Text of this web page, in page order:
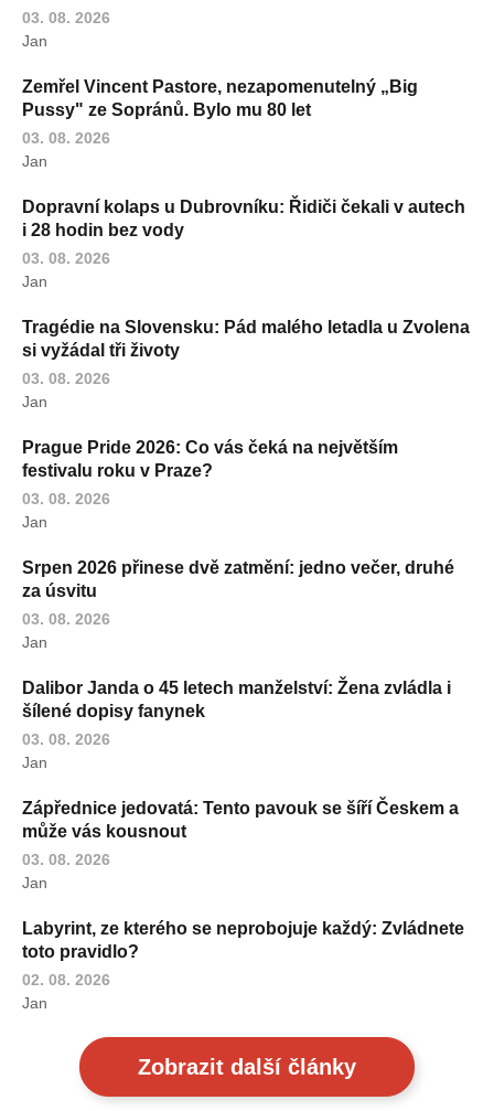
03. 08. 2026
Jan
Zemřel Vincent Pastore, nezapomenutelný „Big
Pussy" ze Sopránů. Bylo mu 80 let
03. 08. 2026
Jan
Dopravní kolaps u Dubrovníku: Řidiči čekali v autech
i 28 hodin bez vody
03. 08. 2026
Jan
Tragédie na Slovensku: Pád malého letadla u Zvolena
si vyžádal tři životy
03. 08. 2026
Jan
Prague Pride 2026: Co vás čeká na největším
festivalu roku v Praze?
03. 08. 2026
Jan
Srpen 2026 přinese dvě zatmění: jedno večer, druhé
za úsvitu
03. 08. 2026
Jan
Dalibor Janda o 45 letech manželství: Žena zvládla i
šílené dopisy fanynek
03. 08. 2026
Jan
Zápřednice jedovatá: Tento pavouk se šíří Českem a
může vás kousnout
03. 08. 2026
Jan
Labyrint, ze kterého se neprobojuje každý: Zvládnete
toto pravidlo?
02. 08. 2026
Jan
Zobrazit další články